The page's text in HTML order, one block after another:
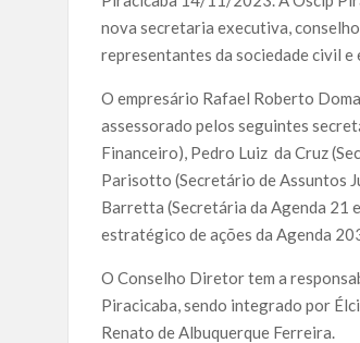
nova secretaria executiva,
representantes da sociedade civil e
O empresário Rafael Roberto
assessorado pelos seguintes
Financeiro), Pedro Luiz da Cruz
Parisotto (Secretário de Assuntos
Barretta (Secretária da Agenda 21
estratégico de ações da Agenda
O Conselho Diretor tem a
Piracicaba, sendo integrado por
Renato de Albuquerque Ferreira.